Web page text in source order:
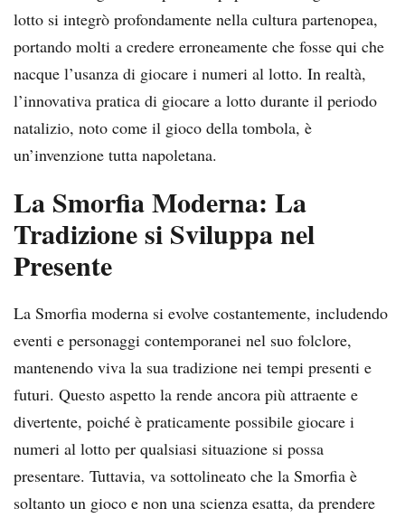
lotto si integrò profondamente nella cultura partenopea,
portando molti a credere erroneamente che fosse qui che
nacque l’usanza di giocare i numeri al lotto. In realtà,
l’innovativa pratica di giocare a lotto durante il periodo
natalizio, noto come il gioco della tombola, è
un’invenzione tutta napoletana.
La Smorfia Moderna: La
Tradizione si Sviluppa nel
Presente
La Smorfia moderna si evolve costantemente, includendo
eventi e personaggi contemporanei nel suo folclore,
mantenendo viva la sua tradizione nei tempi presenti e
futuri. Questo aspetto la rende ancora più attraente e
divertente, poiché è praticamente possibile giocare i
numeri al lotto per qualsiasi situazione si possa
presentare. Tuttavia, va sottolineato che la Smorfia è
soltanto un gioco e non una scienza esatta, da prendere